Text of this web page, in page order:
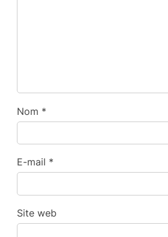
Nom *
E-mail *
Site web